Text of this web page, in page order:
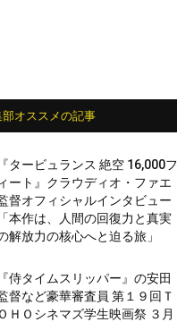
部オススメの記事
『タービュランス 絶空 16,000フ
ィート』クラウディオ・ファエ
督オフィシャルインタビュー
「本作は、人間の回復力と真実
解放力の核心へと迫る旅」
『侍タイムスリッパー』の安田
督など豪華審査員 第１９回Ｔ
ＯＨＯシネマズ学生映画祭 ３月